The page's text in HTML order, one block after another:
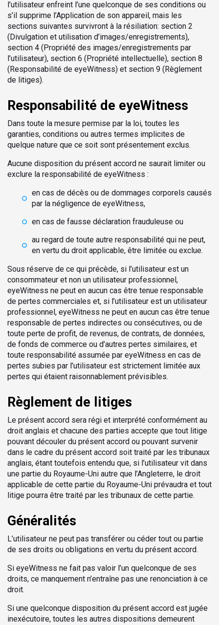
l’utilisateur enfreint l’une quelconque de ses conditions ou
s’il supprime l’Application de son appareil, mais les
sections suivantes survivront à la résiliation: section 2
(Divulgation et utilisation d’images/enregistrements),
section 4 (Propriété des images/enregistrements par
l’utilisateur), section 6 (Propriété intellectuelle), section 8
(Responsabilité de eyeWitness) et section 9 (Règlement
de litiges).
Responsabilité de eyeWitness
Dans toute la mesure permise par la loi, toutes les
garanties, conditions ou autres termes implicites de
quelque nature que ce soit sont présentement exclus.
Aucune disposition du présent accord ne saurait limiter ou
exclure la responsabilité de eyeWitness :
en cas de décès ou de dommages corporels causés
par la négligence de eyeWitness,
en cas de fausse déclaration frauduleuse ou
au regard de toute autre responsabilité qui ne peut,
en vertu du droit applicable, être limitée ou exclue.
Sous réserve de ce qui précède, si l’utilisateur est un
consommateur et non un utilisateur professionnel,
eyeWitness ne peut en aucun cas être tenue responsable
de pertes commerciales et, si l’utilisateur est un utilisateur
professionnel, eyeWitness ne peut en aucun cas être tenue
responsable de pertes indirectes ou consécutives, ou de
toute perte de profit, de revenus, de contrats, de données,
de fonds de commerce ou d’autres pertes similaires, et
toute responsabilité assumée par eyeWitness en cas de
pertes subies par l’utilisateur est strictement limitée aux
pertes qui étaient raisonnablement prévisibles.
Règlement de litiges
Le présent accord sera régi et interprété conformément au
droit anglais et chacune des parties accepte que tout litige
pouvant découler du présent accord ou pouvant survenir
dans le cadre du présent accord soit traité par les tribunaux
anglais, étant toutefois entendu que, si l’utilisateur vit dans
une partie du Royaume-Uni autre que l’Angleterre, le droit
applicable de cette partie du Royaume-Uni prévaudra et tout
litige pourra être traité par les tribunaux de cette partie.
Généralités
L’utilisateur ne peut pas transférer ou céder tout ou partie
de ses droits ou obligations en vertu du présent accord.
Si eyeWitness ne fait pas valoir l’un quelconque de ses
droits, ce manquement n’entraîne pas une renonciation à ce
droit.
Si une quelconque disposition du présent accord est jugée
inexécutoire, toutes les autres dispositions demeurent